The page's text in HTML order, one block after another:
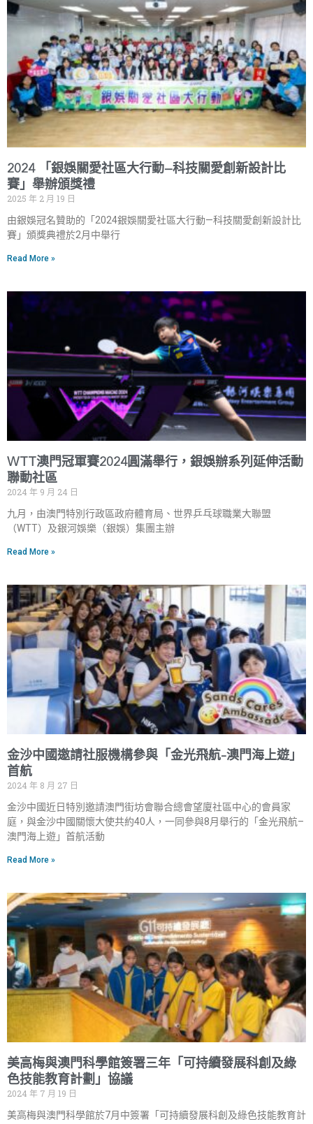
2024 「銀娛關愛社區大行動—科技關愛創新設計比
賽」舉辦頒獎禮
2025 年 2 月 19 日
由銀娛冠名贊助的「2024銀娛關愛社區大行動—科技關愛創新設計比
賽」頒獎典禮於2月中舉行
Read More »
WTT澳門冠軍賽2024圓滿舉行，銀娛辦系列延伸活動
聯動社區
2024 年 9 月 24 日
九月，由澳門特別行政區政府體育局、世界乒乓球職業大聯盟
（WTT）及銀河娛樂（銀娛）集團主辦
Read More »
金沙中國邀請社服機構參與「金光飛航–澳門海上遊」
首航
2024 年 8 月 27 日
金沙中國近日特別邀請澳門街坊會聯合總會望廈社區中心的會員家
庭，與金沙中國關懷大使共約40人，一同參與8月舉行的「金光飛航–
澳門海上遊」首航活動
Read More »
美高梅與澳門科學館簽署三年「可持續發展科創及綠
色技能教育計劃」協議
2024 年 7 月 19 日
美高梅與澳門科學館於7月中簽署「可持續發展科創及綠色技能教育計